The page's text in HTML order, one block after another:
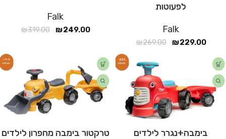
לפעוטות
Falk
₪269.00 ₪229.00
Falk
₪319.00 ₪249.00
-22%
בימבה+נגרר לילדים
-11%
טרקטור בימבה מחפרון לילדים